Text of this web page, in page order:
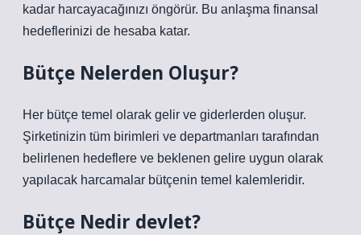
kadar harcayacağınızı öngörür. Bu anlaşma finansal
hedeflerinizi de hesaba katar.
Bütçe Nelerden Oluşur?
Her bütçe temel olarak gelir ve giderlerden oluşur.
Şirketinizin tüm birimleri ve departmanları tarafından
belirlenen hedeflere ve beklenen gelire uygun olarak
yapılacak harcamalar bütçenin temel kalemleridir.
Bütçe Nedir devlet?